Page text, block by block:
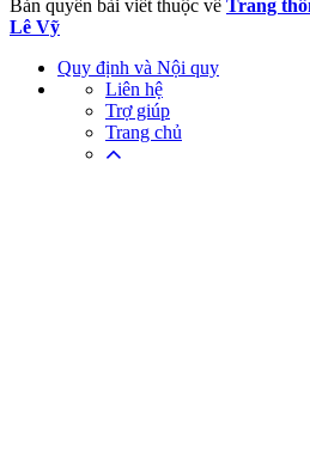
Bản quyền bài viết thuộc về Trang
Lê Vỹ
Quy định và Nội quy
Liên hệ
Trợ giúp
Trang chủ